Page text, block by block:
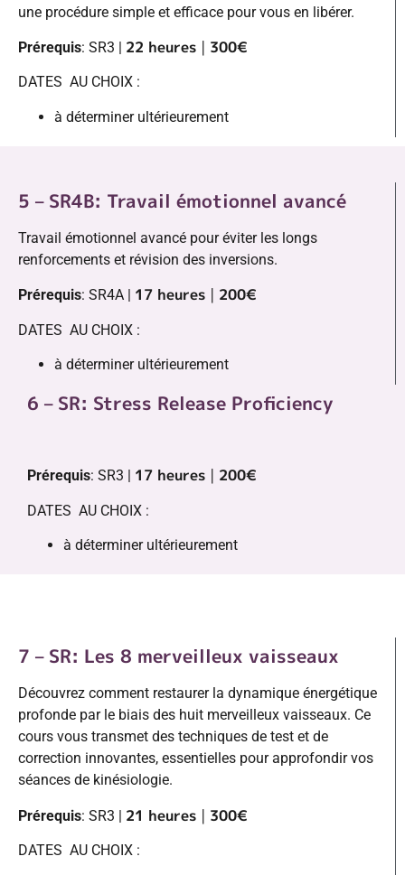
une procédure simple et efficace pour vous en libérer.
Prérequis: SR3 | 22 heures | 300€
DATES AU CHOIX :
à déterminer ultérieurement
5 – SR4B: Travail émotionnel avancé
Travail émotionnel avancé pour éviter les longs
renforcements et révision des inversions.
Prérequis: SR4A | 17 heures | 200€
DATES AU CHOIX :
à déterminer ultérieurement
6 – SR: Stress Release Proficiency
Prérequis: SR3 | 17 heures | 200€
DATES AU CHOIX :
à déterminer ultérieurement
7 – SR: Les 8 merveilleux vaisseaux
Découvrez comment restaurer la dynamique énergétique
profonde par le biais des huit merveilleux vaisseaux. Ce
cours vous transmet des techniques de test et de
correction innovantes, essentielles pour approfondir vos
séances de kinésiologie.
Prérequis: SR3 | 21 heures | 300€
DATES AU CHOIX :